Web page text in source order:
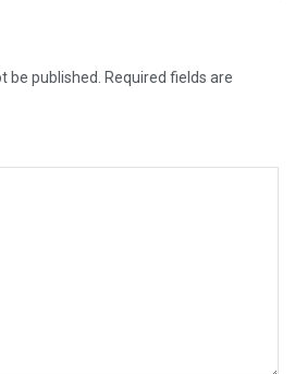
be published. Required fields are